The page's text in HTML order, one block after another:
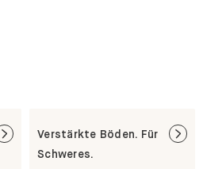
Verstärkte Böden. Für
Schweres.